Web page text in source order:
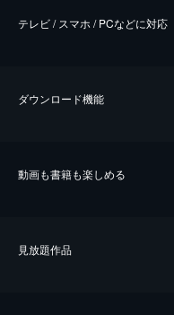
テレビ / スマホ / PCなどに対応
ダウンロード機能
動画も書籍も楽しめる
⾒放題作品